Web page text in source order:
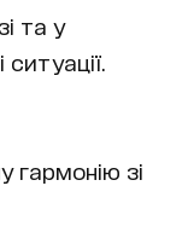
та у
гармонію зі